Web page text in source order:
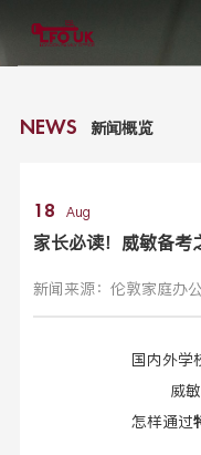
NEWS 新闻概览
18 Aug
家长必读！威敏备考
新闻来源：伦敦家庭办
国内外学
威
怎样通过